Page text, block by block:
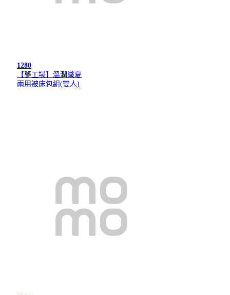
1280
【夢工場】溫潤織夏
兩用被床包組(雙人)